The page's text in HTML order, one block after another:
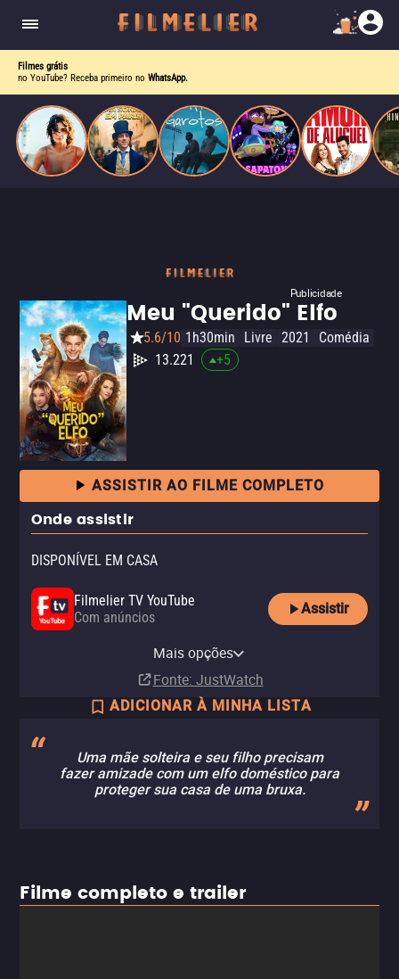
Filmes grátis
no YouTube? Receba primeiro no WhatsApp.
Publicidade
Meu "Querido" Elfo
5.6/10 1h30min Livre 2021
Comédia
13.221
+5
ASSISTIR AO FILME COMPLETO
Onde assistir
DISPONÍVEL EM CASA
Filmelier TV YouTube
Com anúncios
Assistir
R$ 17,90
Mais opções
Fonte: JustWatch
ADICIONAR À MINHA LISTA
Uma mãe solteira e seu filho precisam
fazer amizade com um elfo doméstico para
proteger sua casa de uma bruxa.
Filme completo e trailer
escrevia e a vida real começa a desaparecer.